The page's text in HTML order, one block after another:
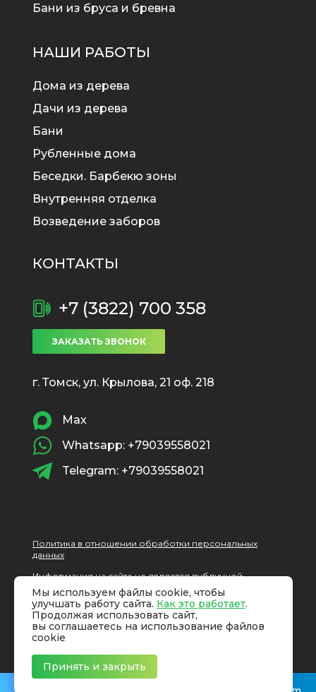
Бани из бруса и бревна
НАШИ РАБОТЫ
Дома из дерева
Дачи из дерева
Бани
Рубленные дома
Беседки. Барбекю зоны
Внутренняя отделка
Возведение заборов
КОНТАКТЫ
+7 (3822) 700 358
ЗАКАЗАТЬ ЗВОНОК
г. Томск, ул. Крылова, 21 оф. 218
Max
Whatsapp: +79039558021
Telegram: +79039558021
Политика в отношении обработки персональных
данных
Информация на сайте не является публичной
РФ.
Мы используем файлы cookie, чтобы
улучшать работу сайта. Как это работает.
Продолжая использовать сайт,
вы соглашаетесь на использование файлов
cookie
Принять и закрыть